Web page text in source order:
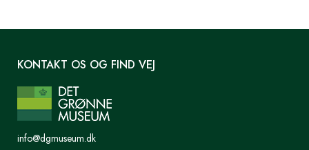
KONTAKT OS OG FIND VEJ
info@dgmuseum.dk